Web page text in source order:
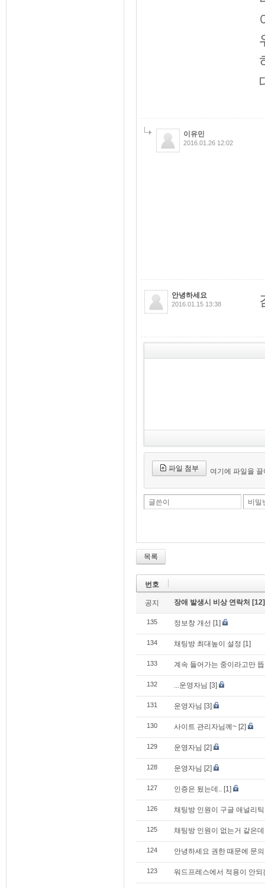
이유민
2016.01.26 12:02
안녕하세요
2016.01.15 13:38
파일 첨부 여기에 파일을
글쓴이 비밀
목록
번호
공지 장애 발생시 비상 연락처 [12]
135 정보창 개선 [1]
134 채팅방 최대높이 설정 [1]
133 계속 들어가는 중이라고만
132 ...운영자님 [3]
131 운영자님 [3]
130 사이트 관리자님께~ [2]
129 운영자님 [2]
128 운영자님 [2]
127 인증은 됬는데.. [1]
126 채팅방 인원이 구글 애널리
125 채팅방 인원이 없는거 같은
124 안녕하세요 권한 때문에 문
123 워드프레스에서 적용이 안되